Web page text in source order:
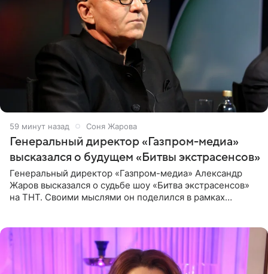
59 минут назад Соня Жарова
Генеральный директор «Газпром-медиа»
высказался о будущем «Битвы экстрасенсов»
Генеральный директор «Газпром-медиа» Александр
Жаров высказался о судьбе шоу «Битва экстрасенсов»
на ТНТ. Своими мыслями он поделился в рамках